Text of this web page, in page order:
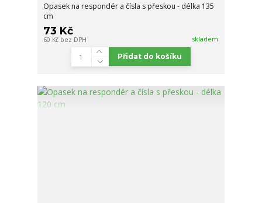
Opasek na respondér a čísla s přeskou - délka 135
cm
73 Kč
60 Kč bez DPH skladem
Přidat do košíku